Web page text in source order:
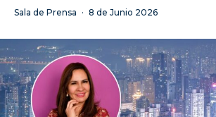
Sala de Prensa · 8 de Junio 2026